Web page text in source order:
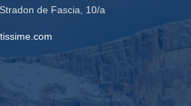
de Fascia, 10/a